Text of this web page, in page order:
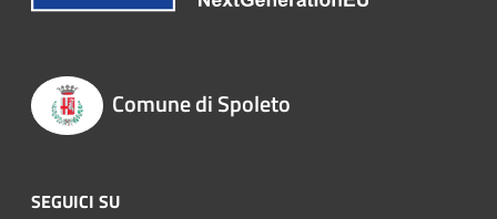
Comune di Spoleto
SEGUICI SU